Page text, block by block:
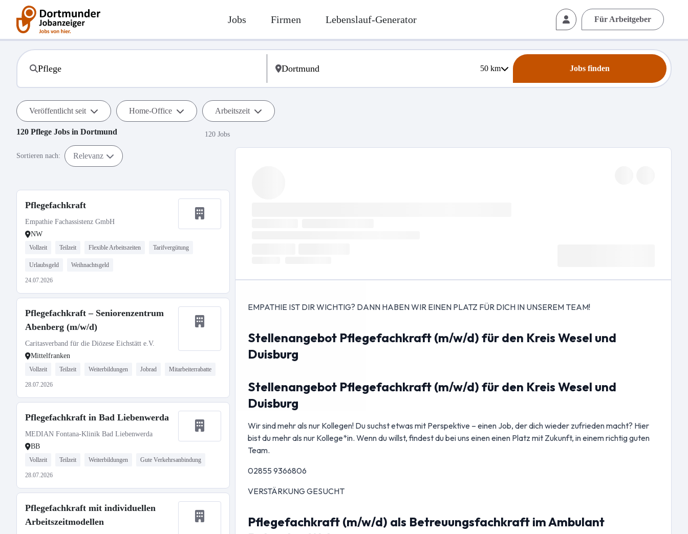
Jobs Firmen Lebenslauf-Generator Für Arbeitgeber
50km Jobs finden
Veröffentlicht seit Home-Office Arbeitszeit
120 Pflege Jobs in Dortmund 120 Jobs
Sortieren nach: Relevanz
Pflegefachkraft
Empathie Fachassistenz GmbH
NW
Vollzeit Teilzeit Flexible Arbeitszeiten Tarifvergütung
Urlaubsgeld Weihnachtsgeld
24.07.2026
Pflegefachkraft – Seniorenzentrum
Abenberg (m/w/d)
Caritasverband für die Diözese Eichstätt e.V.
Mittelfranken
Vollzeit Teilzeit Weiterbildungen Jobrad Mitarbeiterrabatte
28.07.2026
Pflegefachkraft in Bad Liebenwerda
MEDIAN Fontana-Klinik Bad Liebenwerda
BB
Vollzeit Teilzeit Weiterbildungen Gute Verkehrsanbindung
28.07.2026
Pflegefachkraft mit individuellen
Arbeitszeitmodellen